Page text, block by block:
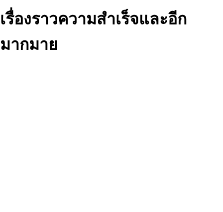
เรื่องราวความสำเร็จและอีก
มากมาย